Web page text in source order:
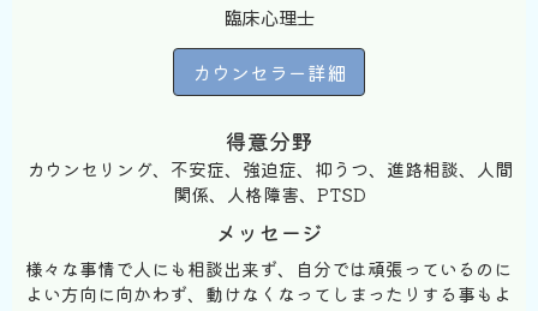
臨床心理士
カウンセラー詳細
得意分野
カウンセリング、不安症、強迫症、抑うつ、進路相談、人間
関係、人格障害、PTSD
メッセージ
様々な事情で人にも相談出来ず、自分では頑張っているのに
よい方向に向かわず、動けなくなってしまったりする事もよ